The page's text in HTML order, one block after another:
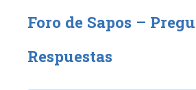
Foro de Sapos –
Respuestas